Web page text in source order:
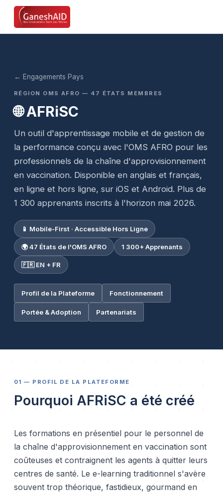
← Engagements Pays
RÉGION OMS AFRO — 47 ÉTATS MEMBRES
🌐 AFRiSC
Un outil d'apprentissage mobile et de gestion de
la performance conçu avec l'OMS AFRO pour les
professionnels de la chaîne d'approvisionnement
en vaccination. Disponible en anglais et français,
en ligne et hors ligne, sur iOS et Android. Plus de
1 300 apprenants inscrits à l'horizon mai 2026.
📱 Mobile-First · Accessible Hors Ligne
🌍 47 États de l'OMS AFRO 1 300+ Apprenants
🇫🇷 EN + FR
Profil de la Plateforme Fonctionnement
Portée & Adoption Partenariats
01 — PROFIL DE LA PLATEFORME
Pourquoi AFRiSC a été créé
Les formations en présentiel pour le personnel de
la chaîne d'approvisionnement en vaccination sont
coûteuses et contraignent les agents à quitter leurs
centres de santé. Le e-learning traditionnel s'avère
souvent trop théorique, fastidieux, gourmand en